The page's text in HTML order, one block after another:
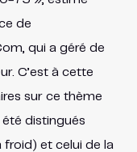
de
qui a géré de
C’est à cette
sur ce thème
distingués
froid) et celui de la